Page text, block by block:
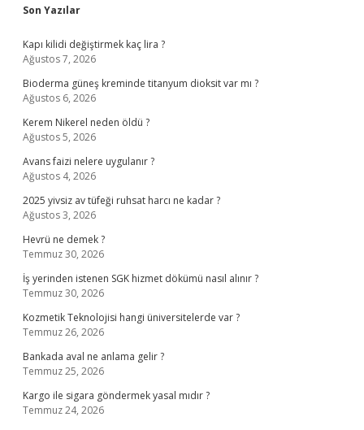
Sidebar
Son Yazılar
Kapı kilidi değiştirmek kaç lira ?
Ağustos 7, 2026
Bioderma güneş kreminde titanyum dioksit var mı ?
Ağustos 6, 2026
Kerem Nikerel neden öldü ?
Ağustos 5, 2026
Avans faizi nelere uygulanır ?
Ağustos 4, 2026
2025 yivsiz av tüfeği ruhsat harcı ne kadar ?
Ağustos 3, 2026
Hevrü ne demek ?
Temmuz 30, 2026
İş yerinden istenen SGK hizmet dökümü nasıl alınır ?
Temmuz 30, 2026
Kozmetik Teknolojisi hangi üniversitelerde var ?
Temmuz 26, 2026
Bankada aval ne anlama gelir ?
Temmuz 25, 2026
Kargo ile sigara göndermek yasal mıdır ?
Temmuz 24, 2026